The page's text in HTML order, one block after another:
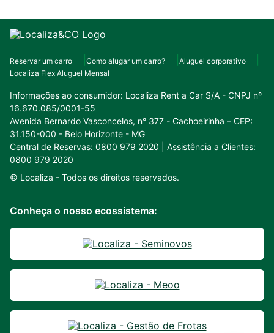
Reservar um carro Como alugar um carro?
Aluguel corporativo
Localiza Flex Aluguel Mensal
Informações ao consumidor: Localiza Rent a Car S/A - CNPJ nº
16.670.085/0001-55
Avenida Bernardo Vasconcelos, n° 377 - Cachoeirinha – CEP:
31.150-000 - Belo Horizonte - MG
Central de Reservas: 0800 979 2020 | Assistência a Clientes:
0800 979 2020
© Localiza - Todos os direitos reservados.
Conheça o nosso ecossistema: